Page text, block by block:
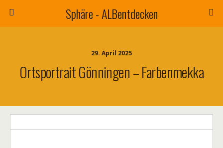
Sphäre - ALBentdecken
29. April 2025
Ortsportrait Gönningen – Farbenmekka